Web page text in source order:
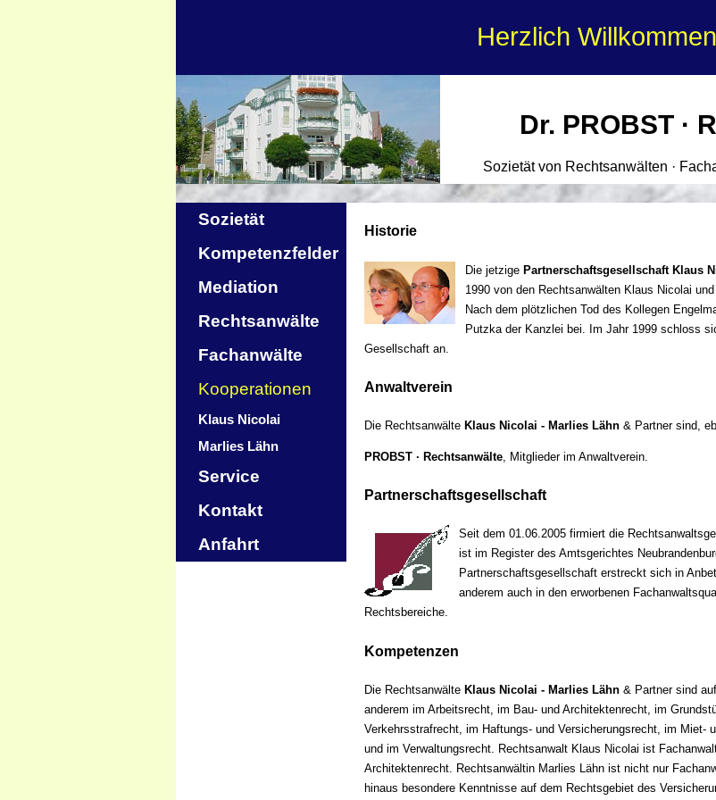
Herzlich
Dr. PROBST ·
Sozietät von Rechtsanwälten ·
Sozietät
Kompetenzfelder
Mediation
Rechtsanwälte
Fachanwälte
Kooperationen
Klaus Nicolai
Marlies Lähn
Service
Kontakt
Anfahrt
Historie
Die jetzige Partnerschaftsgesellschaft Klaus
1990 von den Rechtsanwälten Klaus Nicolai
Nach dem plötzlichen Tod des Kollegen
Putzka der Kanzlei bei. Im Jahr 1999 schloss
Gesellschaft an.
Anwaltverein
Die Rechtsanwälte Klaus Nicolai - Marlies Lähn & Partner sind,
PROBST · Rechtsanwälte , Mitglieder im Anwaltverein.
Partnerschaftsgesellschaft
Seit dem 01.06.2005 firmiert die
ist im Register des Amtsgerichtes
Partnerschaftsgesellschaft erstreckt sich in
anderem auch in den erworbenen
Rechtsbereiche.
Kompetenzen
Die Rechtsanwälte Klaus Nicolai - Marlies Lähn & Partner sind
anderem im Arbeitsrecht, im Bau- und Architektenrecht, im
Verkehrsstrafrecht, im Haftungs- und Versicherungsrecht, im Miet-
und im Verwaltungsrecht. Rechtsanwalt Klaus Nicolai ist
Architektenrecht. Rechtsanwältin Marlies Lähn ist nicht nur
hinaus besondere Kenntnisse auf dem Rechtsgebiet des